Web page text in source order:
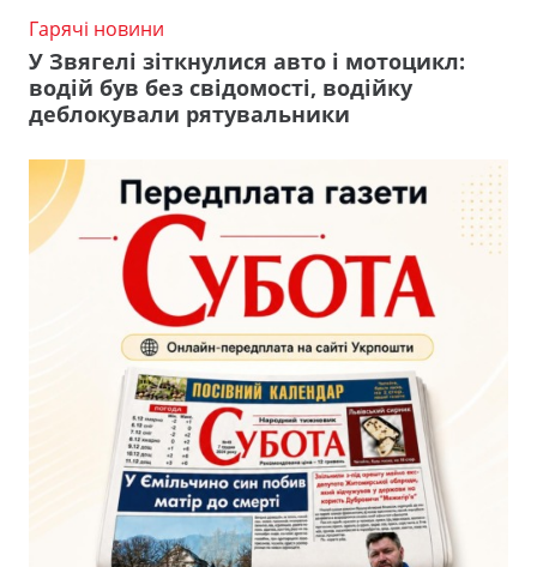
Гарячі новини
У Звягелі зіткнулися авто і мотоцикл:
водій був без свідомості, водійку
деблокували рятувальники